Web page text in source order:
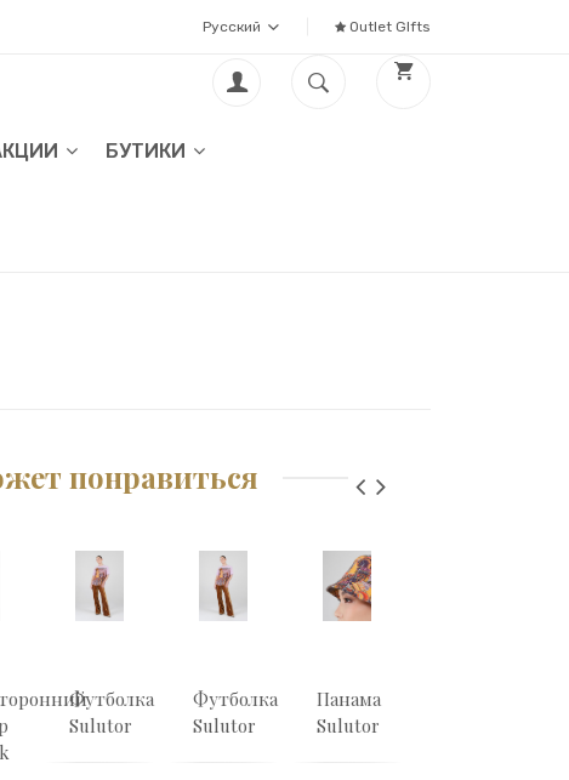
Русский Outlet GIfts
БУТИКИ
понравиться
Футболка
Sulutor
Футболка
Sulutor
Панама
Sulutor